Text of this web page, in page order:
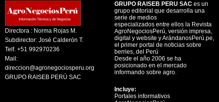
Directora : Norma Rojas M.
Subdirector: José Calderón T.
Telf. +51 992970236
Mail:
direccion@agronegociosperu.org
GRUPO RAISEB PERÚ SAC
GRUPO RAISEB PERU SAC es un
grupo editorial que desarrolla una
serie de medios
especializados entre ellos la Revista
AgroNegociosPerú, versión impresa,
digital y website y ArándanosPerú.pe,
el primer portal de noticias sobre
berries, del Perú
Desde el año 2006 se ha
posicionado en el mercado
informando sobre agro.
Incluye:
Portales informativos